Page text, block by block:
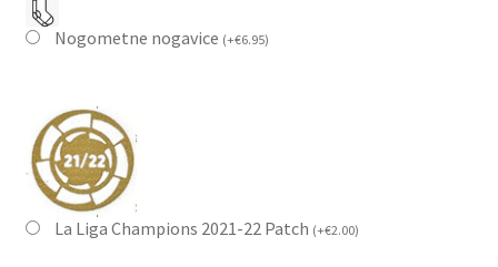
Nogometne nogavice (+€6.95)
La Liga Champions 2021-22 Patch (+€2.00)